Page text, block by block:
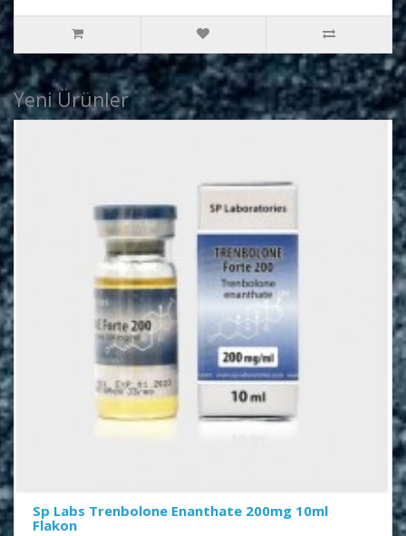
Yeni Ürünler
Sp Labs Trenbolone Enanthate 200mg 10ml
Flakon